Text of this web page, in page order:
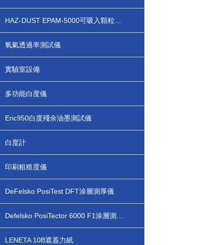
氧氣透過率測試儀
實驗室設備
多功能白度儀
Eric950白度殘余油墨測試儀
白度計
印刷粗糙度儀
DeFelsko PosiTest DFT涂層測厚儀
LENETA 10B遮蓋力紙